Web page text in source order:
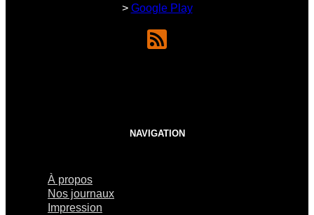
> Google Play
NAVIGATION
À propos
Nos journaux
Impression